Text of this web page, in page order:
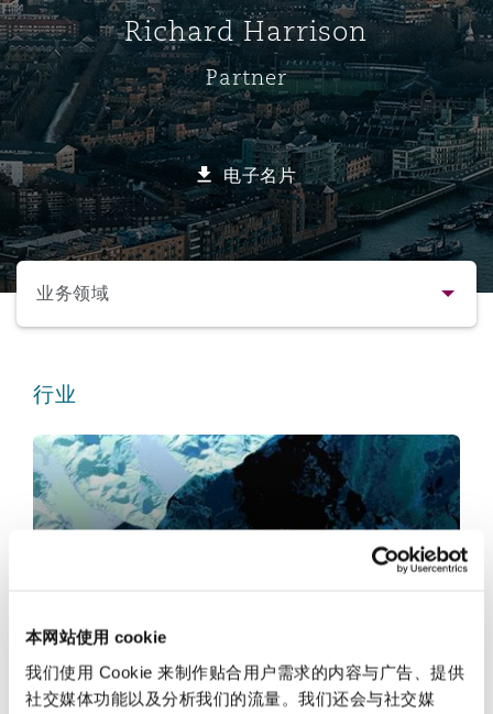
本网站使用 cookie
我们使用 Cookie 来制作贴合用户需求的内容与广告、提供
社交媒体功能以及分析我们的流量。我们还会与社交媒
Debt Recovery
Emergency Response & Crisis
Management
Finance & Leasing
MRO (Maintenance, Repair &
Regulatory
数据保护与隐私权
劳动、养老金和移民n
金融
源、海洋与贸易
险和再保险
Cyber Risk
Employers' & Public Liability
Employment Practices
Healthcare
Marine
目和建筑工程
PPP/PFI
Public Procurement
房地产
管法规与调查
Financial Services
Fraud & White-Collar Crime
Internal Investigations
议融资
Eco Audit
翰内斯堡
罗比 – 联营办公室
庆
港
隆坡 – 联营办公室
尔本
德里 – 联营办公室
斯
加坡
地亚哥 – 联营办公室
保罗
拜
达
雅得
加哥
拉斯
佛
萨斯城
斯维加斯
杉矶
特利尔
里斯托尔
里
柏林（圣史蒂芬绿地大厦）
塞尔多夫
丁堡
拉斯哥（G1大厦）
堡
Richard Harrison
Partner
电子名片
选择所需部分
业务领域
业务领域
行业
保险和再保险
专业实践